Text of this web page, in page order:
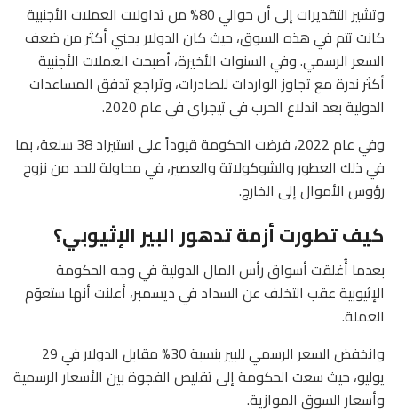
وتشير التقديرات إلى أن حوالي 80% من تداولات العملات الأجنبية
كانت تتم في هذه السوق، حيث كان الدولار يجني أكثر من ضعف
السعر الرسمي. وفي السنوات الأخيرة، أصبحت العملات الأجنبية
أكثر ندرة مع تجاوز الواردات للصادرات، وتراجع تدفق المساعدات
الدولية بعد اندلاع الحرب في تيجراي في عام 2020.
وفي عام 2022، فرضت الحكومة قيوداً على استيراد 38 سلعة، بما
في ذلك العطور والشوكولاتة والعصير، في محاولة للحد من نزوح
رؤوس الأموال إلى الخارج.
كيف تطورت أزمة تدهور البير الإثيوبي؟
بعدما أُغلقت أسواق رأس المال الدولية في وجه الحكومة
الإثيوبية عقب التخلف عن السداد في ديسمبر، أعلنت أنها ستعوّم
العملة.
وانخفض السعر الرسمي للبير بنسبة 30% مقابل الدولار في 29
يوليو، حيث سعت الحكومة إلى تقليص الفجوة بين الأسعار الرسمية
وأسعار السوق الموازية.